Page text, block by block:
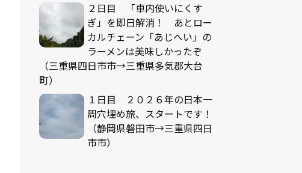
２日目 「車内使いにくす
ぎ」を即日解消！ あとロー
カルチェーン「あじへい」の
ラーメンは美味しかったぞ
（三重県四日市市→三重県多気郡大台
町）
１日目 ２０２６年の日本一
周穴埋め旅、スタートです！
（静岡県磐田市→三重県四日
市市）